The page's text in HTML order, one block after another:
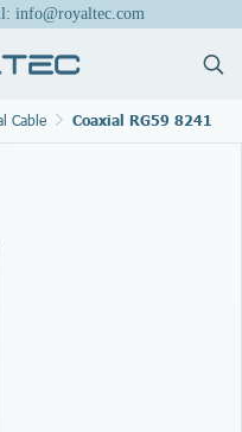
info@royaltec.com
Cable Coaxial RG59 8241